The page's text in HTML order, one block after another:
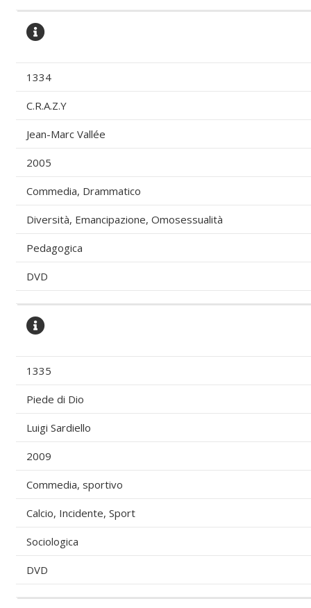
1334
C.R.A.Z.Y
Jean-Marc Vallée
2005
Commedia, Drammatico
Diversità, Emancipazione, Omosessualità
Pedagogica
DVD
1335
Piede di Dio
Luigi Sardiello
2009
Commedia, sportivo
Calcio, Incidente, Sport
Sociologica
DVD